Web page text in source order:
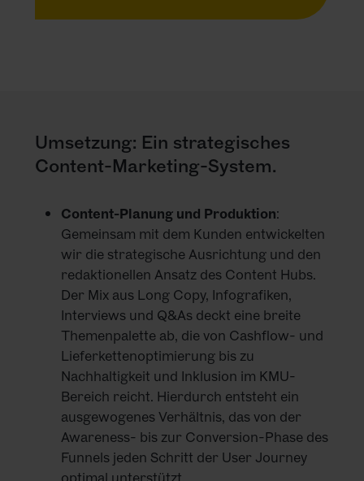
Umsetzung: Ein strategisches
Content-Marketing-System.
Content-Planung und Produktion:
Gemeinsam mit dem Kunden entwickelten
wir die strategische Ausrichtung und den
redaktionellen Ansatz des Content Hubs.
Der Mix aus Long Copy, Infografiken,
Interviews und Q&As deckt eine breite
Themenpalette ab, die von Cashflow- und
Lieferkettenoptimierung bis zu
Nachhaltigkeit und Inklusion im KMU-
Bereich reicht. Hierdurch entsteht ein
ausgewogenes Verhältnis, das von der
Awareness- bis zur Conversion-Phase des
Funnels jeden Schritt der User Journey